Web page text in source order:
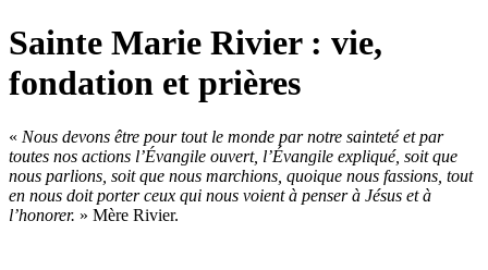
Sainte Marie Rivier : vie,
fondation et prières
« Nous devons être pour tout le monde par notre sainteté et par
toutes nos actions l’Évangile ouvert, l’Évangile expliqué, soit que
nous parlions, soit que nous marchions, quoique nous fassions, tout
en nous doit porter ceux qui nous voient à penser à Jésus et à
l’honorer. » Mère Rivier.